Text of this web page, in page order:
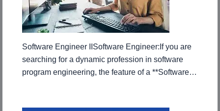
Software Engineer IISoftware Engineer:If you are
searching for a dynamic profession in software
program engineering, the feature of a **Software…